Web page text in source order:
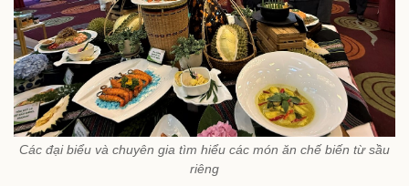
Các đại biểu và chuyên gia tìm hiểu các món ăn chế biến từ sầu
riêng